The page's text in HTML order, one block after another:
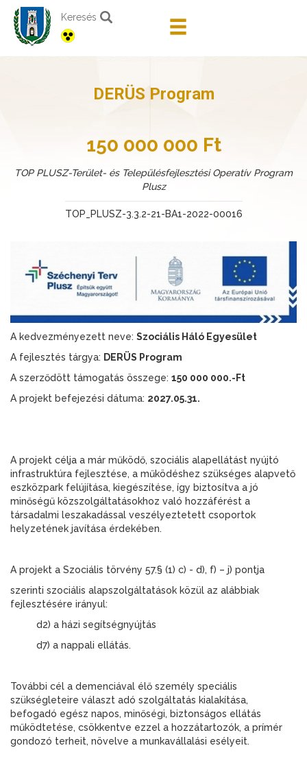
Keresés
DERÜS Program
150 000 000 Ft
TOP PLUSZ-Terület- és Településfejlesztési Operatív Program
Plusz
TOP_PLUSZ-3.3.2-21-BA1-2022-00016
A kedvezményezett neve: Szociális Háló Egyesület
A fejlesztés tárgya: DERÜS Program
A szerződött támogatás összege: 150 000 000.-Ft
A projekt befejezési dátuma: 2027.05.31.
A projekt célja a már működő, szociális alapellátást nyújtó
infrastruktúra fejlesztése, a működéshez szükséges alapvető
eszközpark felújítása, kiegészítése, így biztosítva a jó
minőségű közszolgáltatásokhoz való hozzáférést a
társadalmi leszakadással veszélyeztetett csoportok
helyzetének javítása érdekében.
A projekt a Szociális törvény 57.§ (1) c) - d), f) – j) pontja
szerinti szociális alapszolgáltatások közül az alábbiak
fejlesztésére irányul:
d2) a házi segítségnyújtás
d7) a nappali ellátás.
További cél a demenciával élő személy speciális
szükségleteire választ adó szolgáltatás kialakítása,
befogadó egész napos, minőségi, biztonságos ellátás
működtetése, csökkentve ezzel a hozzátartozók, a prímér
gondozó terheit, növelve a munkavállalási esélyeit.